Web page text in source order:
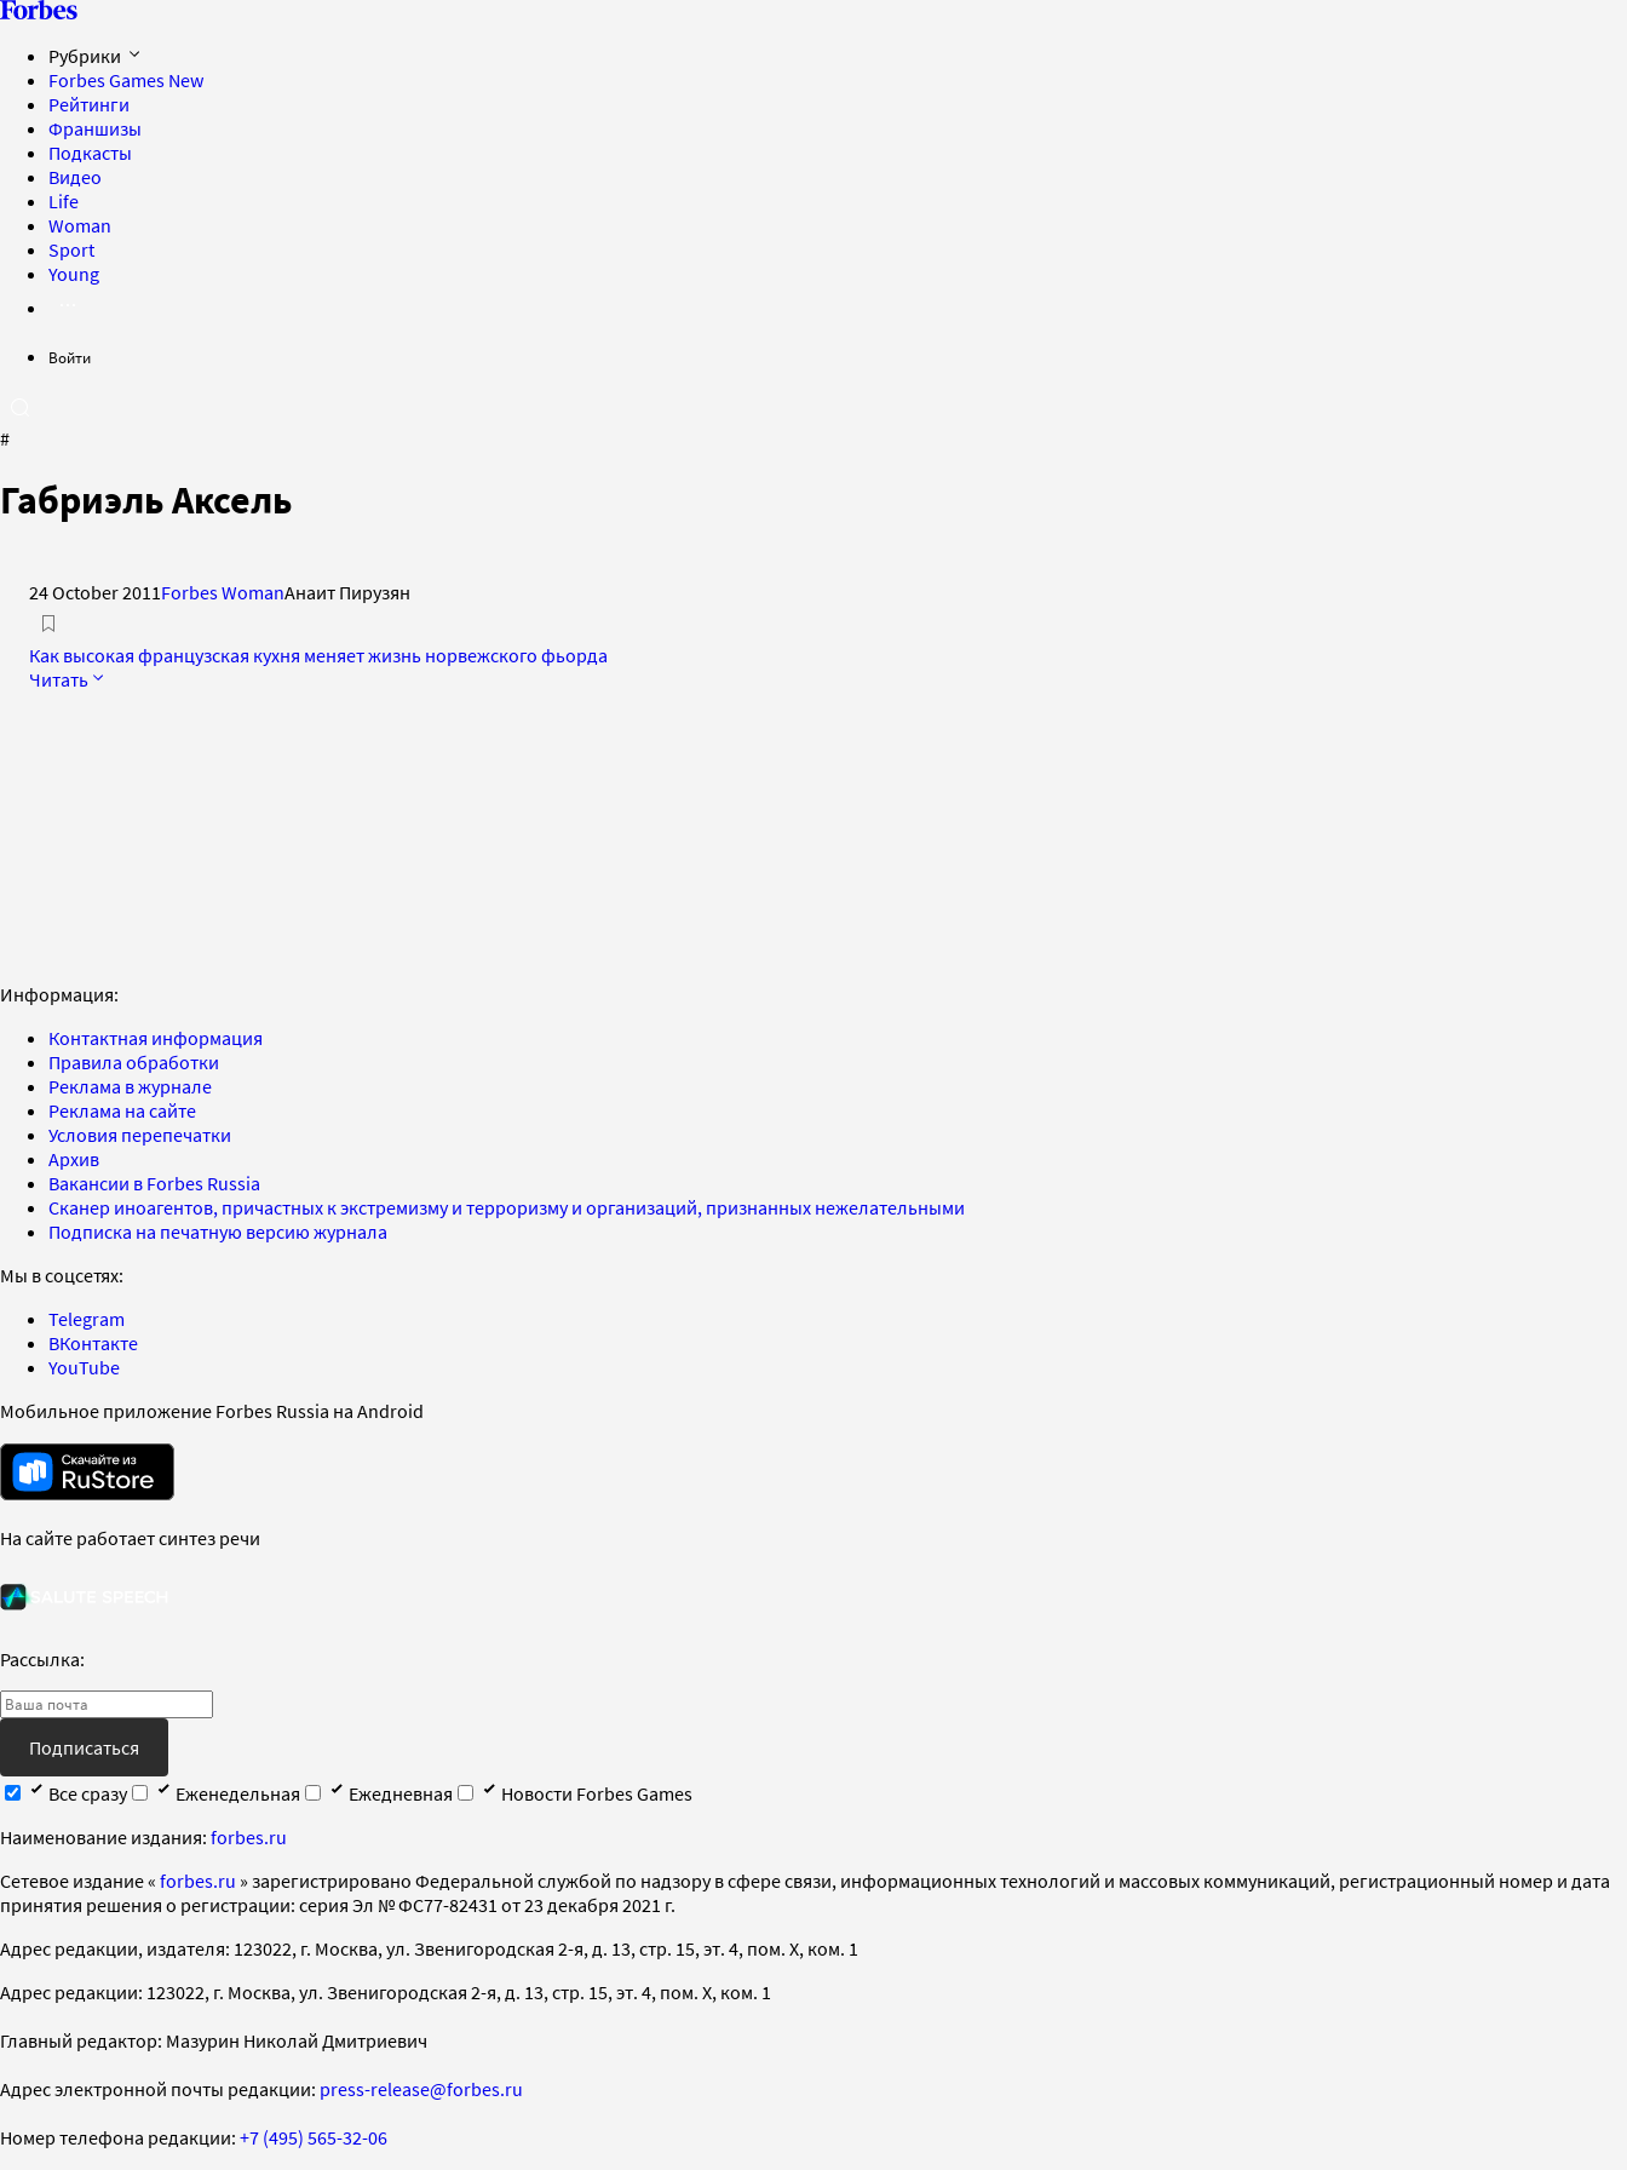
Рубрики
Forbes Games New
Рейтинги
Франшизы
Подкасты
Видео
Life
Woman
Sport
Young
Войти
#
Габриэль Аксель
24 October 2011 Forbes WomanАнаит Пирузян
Как высокая французская кухня меняет жизнь норвежского фьорда
Читать
Информация:
Контактная информация
Правила обработки
Реклама в журнале
Реклама на сайте
Условия перепечатки
Архив
Вакансии в Forbes Russia
Сканер иноагентов, причастных к экстремизму и терроризму и организаций, признанных нежелательными
Подписка на печатную версию журнала
Мы в соцсетях:
Telegram
ВКонтакте
YouTube
Мобильное приложение Forbes Russia на Android
На сайте работает синтез речи
Рассылка:
Подписаться
Все сразу
Еженедельная Ежедневная
Новости Forbes Games
Наименование издания: forbes.ru
Cетевое издание « forbes.ru » зарегистрировано Федеральной службой по надзору в сфере связи, информационных технологий и массовых коммуникаций, регистрационный номер и дата
принятия решения о регистрации: серия Эл № ФС77-82431 от 23 декабря 2021 г.
Адрес редакции, издателя: 123022, г. Москва, ул. Звенигородская 2-я, д. 13, стр. 15, эт. 4, пом. X, ком. 1
Адрес редакции: 123022, г. Москва, ул. Звенигородская 2-я, д. 13, стр. 15, эт. 4, пом. X, ком. 1
Главный редактор: Мазурин Николай Дмитриевич
Адрес электронной почты редакции: press-release@forbes.ru
Номер телефона редакции: +7 (495) 565-32-06